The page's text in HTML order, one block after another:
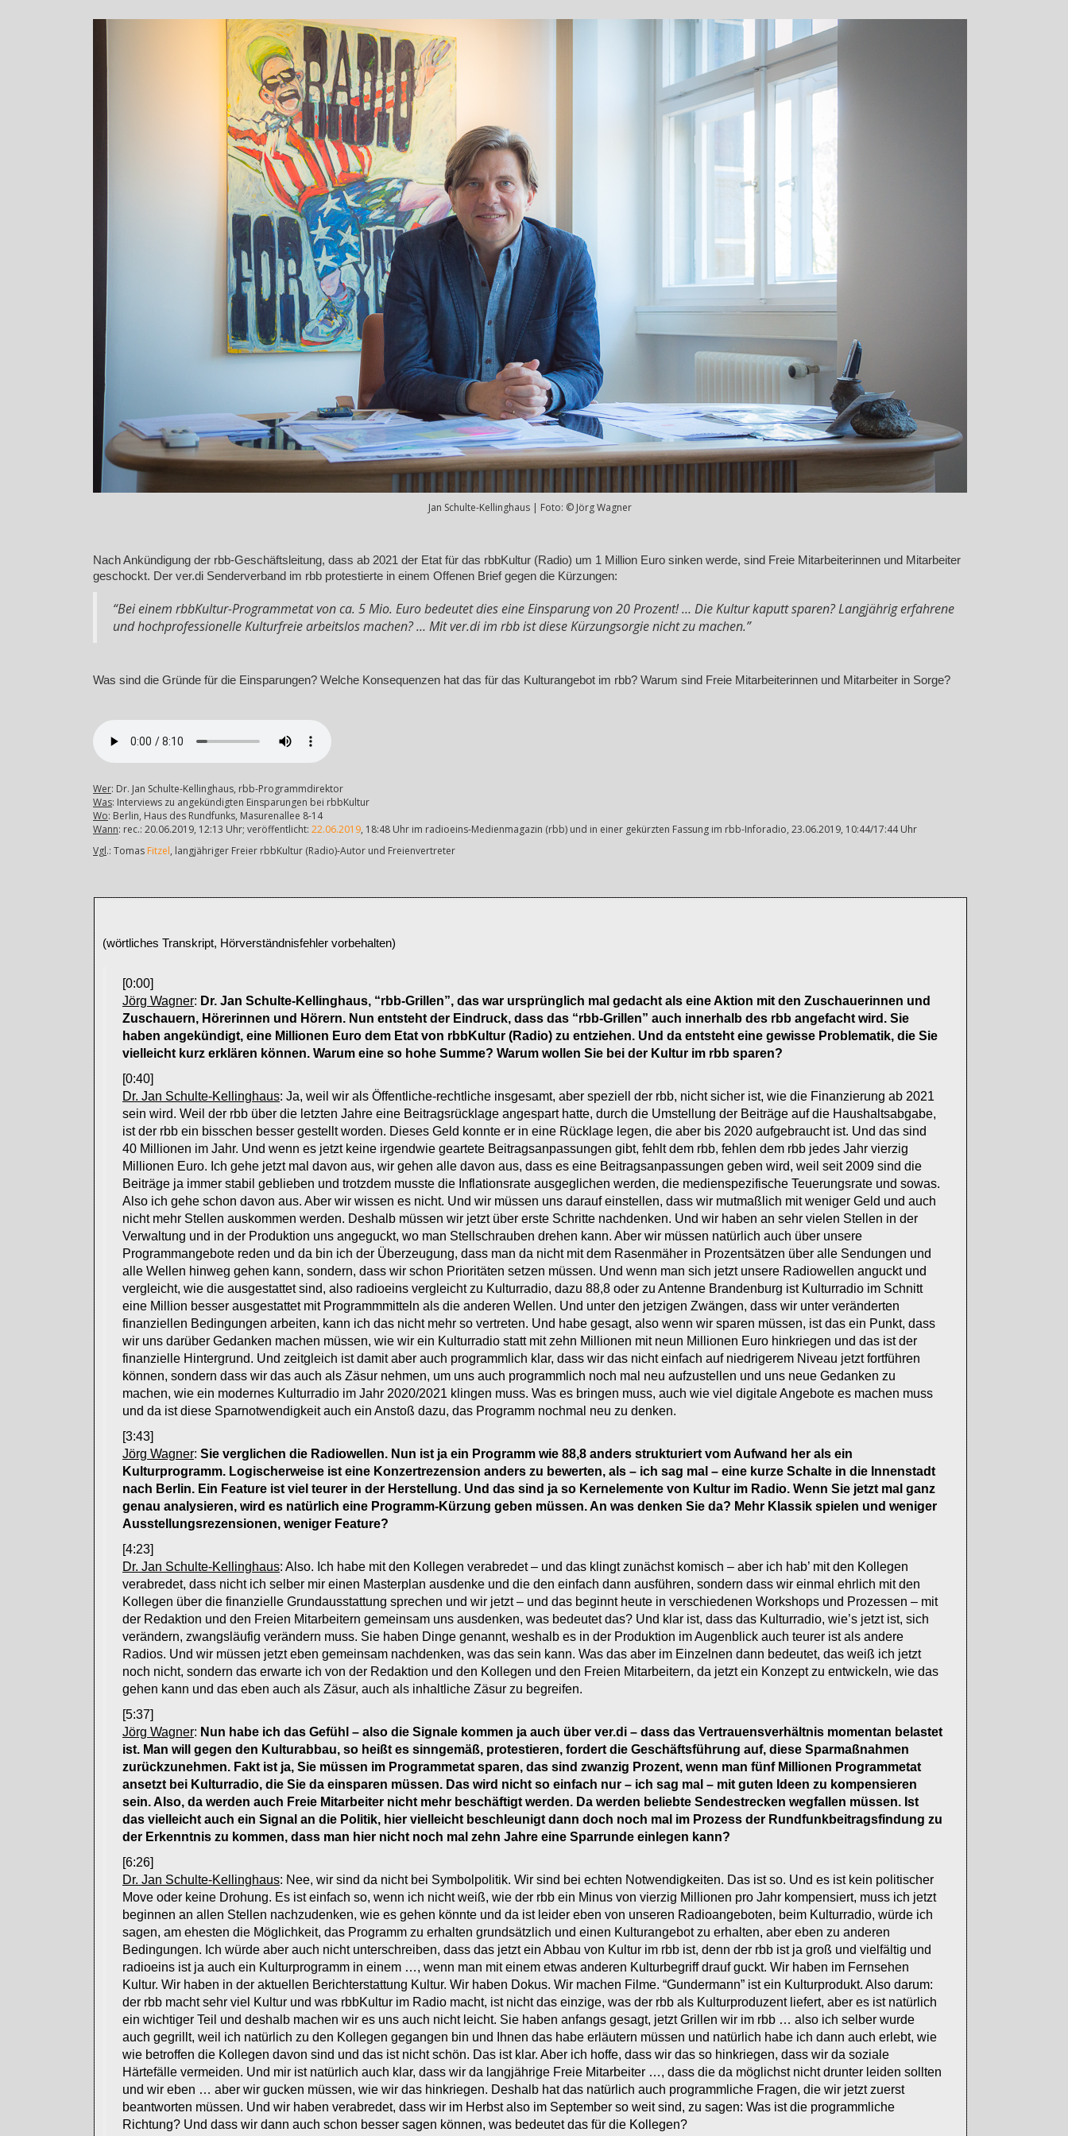
Jan Schulte-Kellinghaus | Foto: © Jörg Wagner
Nach Ankündigung der rbb-Geschäftsleitung, dass ab 2021 der Etat für das rbbKultur (Radio) um 1 Million Euro sinken werde, sind Freie Mitarbeiterinnen und Mitarbeiter
geschockt. Der ver.di Senderverband im rbb protestierte in einem Offenen Brief gegen die Kürzungen:
“Bei einem rbbKultur-Programmetat von ca. 5 Mio. Euro bedeutet dies eine Einsparung von 20 Prozent! … Die Kultur kaputt sparen? Langjährig erfahrene
und hochprofessionelle Kulturfreie arbeitslos machen? … Mit ver.di im rbb ist diese Kürzungsorgie nicht zu machen.”
Was sind die Gründe für die Einsparungen? Welche Konsequenzen hat das für das Kulturangebot im rbb? Warum sind Freie Mitarbeiterinnen und Mitarbeiter in Sorge?
Wer: Dr. Jan Schulte-Kellinghaus, rbb-Programmdirektor
Was: Interviews zu angekündigten Einsparungen bei rbbKultur
Wo: Berlin, Haus des Rundfunks, Masurenallee 8-14
Wann: rec.: 20.06.2019, 12:13 Uhr; veröffentlicht: 22.06.2019, 18:48 Uhr im radioeins-Medienmagazin (rbb) und in einer gekürzten Fassung im rbb-Inforadio, 23.06.2019, 10:44/17:44 Uhr
Vgl.: Tomas Fitzel, langjähriger Freier rbbKultur (Radio)-Autor und Freienvertreter
(wörtliches Transkript, Hörverständnisfehler vorbehalten)
[0:00]
Jörg Wagner: Dr. Jan Schulte-Kellinghaus, “rbb-Grillen”, das war ursprünglich mal gedacht als eine Aktion mit den Zuschauerinnen und
Zuschauern, Hörerinnen und Hörern. Nun entsteht der Eindruck, dass das “rbb-Grillen” auch innerhalb des rbb angefacht wird. Sie
haben angekündigt, eine Millionen Euro dem Etat von rbbKultur (Radio) zu entziehen. Und da entsteht eine gewisse Problematik, die Sie
vielleicht kurz erklären können. Warum eine so hohe Summe? Warum wollen Sie bei der Kultur im rbb sparen?
[0:40]
Dr. Jan Schulte-Kellinghaus: Ja, weil wir als Öffentliche-rechtliche insgesamt, aber speziell der rbb, nicht sicher ist, wie die Finanzierung ab 2021
sein wird. Weil der rbb über die letzten Jahre eine Beitragsrücklage angespart hatte, durch die Umstellung der Beiträge auf die Haushaltsabgabe,
ist der rbb ein bisschen besser gestellt worden. Dieses Geld konnte er in eine Rücklage legen, die aber bis 2020 aufgebraucht ist. Und das sind
40 Millionen im Jahr. Und wenn es jetzt keine irgendwie geartete Beitragsanpassungen gibt, fehlt dem rbb, fehlen dem rbb jedes Jahr vierzig
Millionen Euro. Ich gehe jetzt mal davon aus, wir gehen alle davon aus, dass es eine Beitragsanpassungen geben wird, weil seit 2009 sind die
Beiträge ja immer stabil geblieben und trotzdem musste die Inflationsrate ausgeglichen werden, die medienspezifische Teuerungsrate und sowas.
Also ich gehe schon davon aus. Aber wir wissen es nicht. Und wir müssen uns darauf einstellen, dass wir mutmaßlich mit weniger Geld und auch
nicht mehr Stellen auskommen werden. Deshalb müssen wir jetzt über erste Schritte nachdenken. Und wir haben an sehr vielen Stellen in der
Verwaltung und in der Produktion uns angeguckt, wo man Stellschrauben drehen kann. Aber wir müssen natürlich auch über unsere
Programmangebote reden und da bin ich der Überzeugung, dass man da nicht mit dem Rasenmäher in Prozentsätzen über alle Sendungen und
alle Wellen hinweg gehen kann, sondern, dass wir schon Prioritäten setzen müssen. Und wenn man sich jetzt unsere Radiowellen anguckt und
vergleicht, wie die ausgestattet sind, also radioeins vergleicht zu Kulturradio, dazu 88,8 oder zu Antenne Brandenburg ist Kulturradio im Schnitt
eine Million besser ausgestattet mit Programmmitteln als die anderen Wellen. Und unter den jetzigen Zwängen, dass wir unter veränderten
finanziellen Bedingungen arbeiten, kann ich das nicht mehr so vertreten. Und habe gesagt, also wenn wir sparen müssen, ist das ein Punkt, dass
wir uns darüber Gedanken machen müssen, wie wir ein Kulturradio statt mit zehn Millionen mit neun Millionen Euro hinkriegen und das ist der
finanzielle Hintergrund. Und zeitgleich ist damit aber auch programmlich klar, dass wir das nicht einfach auf niedrigerem Niveau jetzt fortführen
können, sondern dass wir das auch als Zäsur nehmen, um uns auch programmlich noch mal neu aufzustellen und uns neue Gedanken zu
machen, wie ein modernes Kulturradio im Jahr 2020/2021 klingen muss. Was es bringen muss, auch wie viel digitale Angebote es machen muss
und da ist diese Sparnotwendigkeit auch ein Anstoß dazu, das Programm nochmal neu zu denken.
[3:43]
Jörg Wagner: Sie verglichen die Radiowellen. Nun ist ja ein Programm wie 88,8 anders strukturiert vom Aufwand her als ein
Kulturprogramm. Logischerweise ist eine Konzertrezension anders zu bewerten, als – ich sag mal – eine kurze Schalte in die Innenstadt
nach Berlin. Ein Feature ist viel teurer in der Herstellung. Und das sind ja so Kernelemente von Kultur im Radio. Wenn Sie jetzt mal ganz
genau analysieren, wird es natürlich eine Programm-Kürzung geben müssen. An was denken Sie da? Mehr Klassik spielen und weniger
Ausstellungsrezensionen, weniger Feature?
[4:23]
Dr. Jan Schulte-Kellinghaus: Also. Ich habe mit den Kollegen verabredet – und das klingt zunächst komisch – aber ich hab’ mit den Kollegen
verabredet, dass nicht ich selber mir einen Masterplan ausdenke und die den einfach dann ausführen, sondern dass wir einmal ehrlich mit den
Kollegen über die finanzielle Grundausstattung sprechen und wir jetzt – und das beginnt heute in verschiedenen Workshops und Prozessen – mit
der Redaktion und den Freien Mitarbeitern gemeinsam uns ausdenken, was bedeutet das? Und klar ist, dass das Kulturradio, wie’s jetzt ist, sich
verändern, zwangsläufig verändern muss. Sie haben Dinge genannt, weshalb es in der Produktion im Augenblick auch teurer ist als andere
Radios. Und wir müssen jetzt eben gemeinsam nachdenken, was das sein kann. Was das aber im Einzelnen dann bedeutet, das weiß ich jetzt
noch nicht, sondern das erwarte ich von der Redaktion und den Kollegen und den Freien Mitarbeitern, da jetzt ein Konzept zu entwickeln, wie das
gehen kann und das eben auch als Zäsur, auch als inhaltliche Zäsur zu begreifen.
[5:37]
Jörg Wagner: Nun habe ich das Gefühl – also die Signale kommen ja auch über ver.di – dass das Vertrauensverhältnis momentan belastet
ist. Man will gegen den Kulturabbau, so heißt es sinngemäß, protestieren, fordert die Geschäftsführung auf, diese Sparmaßnahmen
zurückzunehmen. Fakt ist ja, Sie müssen im Programmetat sparen, das sind zwanzig Prozent, wenn man fünf Millionen Programmetat
ansetzt bei Kulturradio, die Sie da einsparen müssen. Das wird nicht so einfach nur – ich sag mal – mit guten Ideen zu kompensieren
sein. Also, da werden auch Freie Mitarbeiter nicht mehr beschäftigt werden. Da werden beliebte Sendestrecken wegfallen müssen. Ist
das vielleicht auch ein Signal an die Politik, hier vielleicht beschleunigt dann doch noch mal im Prozess der Rundfunkbeitragsfindung zu
der Erkenntnis zu kommen, dass man hier nicht noch mal zehn Jahre eine Sparrunde einlegen kann?
[6:26]
Dr. Jan Schulte-Kellinghaus: Nee, wir sind da nicht bei Symbolpolitik. Wir sind bei echten Notwendigkeiten. Das ist so. Und es ist kein politischer
Move oder keine Drohung. Es ist einfach so, wenn ich nicht weiß, wie der rbb ein Minus von vierzig Millionen pro Jahr kompensiert, muss ich jetzt
beginnen an allen Stellen nachzudenken, wie es gehen könnte und da ist leider eben von unseren Radioangeboten, beim Kulturradio, würde ich
sagen, am ehesten die Möglichkeit, das Programm zu erhalten grundsätzlich und einen Kulturangebot zu erhalten, aber eben zu anderen
Bedingungen. Ich würde aber auch nicht unterschreiben, dass das jetzt ein Abbau von Kultur im rbb ist, denn der rbb ist ja groß und vielfältig und
radioeins ist ja auch ein Kulturprogramm in einem …, wenn man mit einem etwas anderen Kulturbegriff drauf guckt. Wir haben im Fernsehen
Kultur. Wir haben in der aktuellen Berichterstattung Kultur. Wir haben Dokus. Wir machen Filme. “Gundermann” ist ein Kulturprodukt. Also darum:
der rbb macht sehr viel Kultur und was rbbKultur im Radio macht, ist nicht das einzige, was der rbb als Kulturproduzent liefert, aber es ist natürlich
ein wichtiger Teil und deshalb machen wir es uns auch nicht leicht. Sie haben anfangs gesagt, jetzt Grillen wir im rbb … also ich selber wurde
auch gegrillt, weil ich natürlich zu den Kollegen gegangen bin und Ihnen das habe erläutern müssen und natürlich habe ich dann auch erlebt, wie
wie betroffen die Kollegen davon sind und das ist nicht schön. Das ist klar. Aber ich hoffe, dass wir das so hinkriegen, dass wir da soziale
Härtefälle vermeiden. Und mir ist natürlich auch klar, dass wir da langjährige Freie Mitarbeiter …, dass die da möglichst nicht drunter leiden sollten
und wir eben … aber wir gucken müssen, wie wir das hinkriegen. Deshalb hat das natürlich auch programmliche Fragen, die wir jetzt zuerst
beantworten müssen. Und wir haben verabredet, dass wir im Herbst also im September so weit sind, zu sagen: Was ist die programmliche
Richtung? Und dass wir dann auch schon besser sagen können, was bedeutet das für die Kollegen?